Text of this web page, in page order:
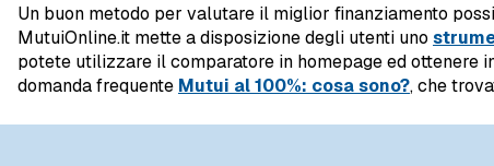
Un buon metodo per valutare il miglior finanziamento
MutuiOnline.it mette a disposizione degli utenti uno
potete utilizzare il comparatore in homepage ed ottenere
domanda frequente Mutui al 100%: cosa sono?, che